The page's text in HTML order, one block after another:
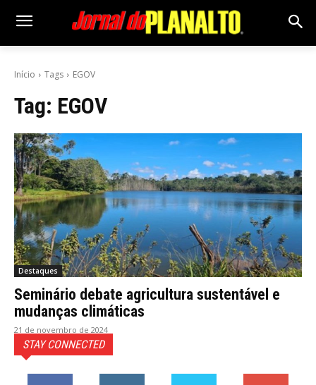
Início Tags EGOV
Tag: EGOV
Destaques
Seminário debate agricultura sustentável e
mudanças climáticas
21 de novembro de 2024
STAY CONNECTED